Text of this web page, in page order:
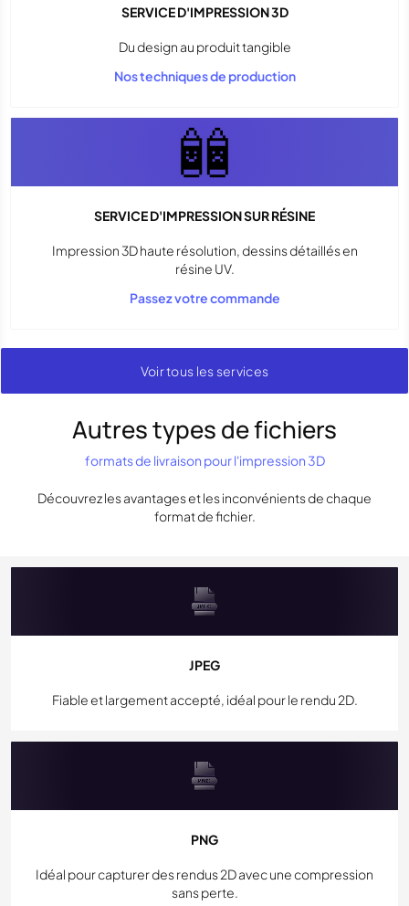
SERVICE D'IMPRESSION 3D
Du design au produit tangible
Nos techniques de production
SERVICE D'IMPRESSION SUR RÉSINE
Impression 3D haute résolution, dessins détaillés en
résine UV.
Passez votre commande
Voir tous les services
Autres types de fichiers
formats de livraison pour l'impression 3D
Découvrez les avantages et les inconvénients de chaque
format de fichier.
JPEG
Fiable et largement accepté, idéal pour le rendu 2D.
PNG
Idéal pour capturer des rendus 2D avec une compression
sans perte.